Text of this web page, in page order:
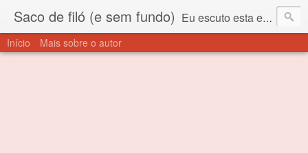
Saco de filó (e sem fundo) Eu escuto esta expressão "saco de filó" desde criança. Para quem não sabe, filó é um tecido todo furadinho e permite que um saco feito com ele, mesmo que muito exposto ao ar soprado para dentro, nunca vai se encher. Aí está o propósito deste nome... Para viver em sociedade tem que ter saco de filó.
Início Mais sobre o autor